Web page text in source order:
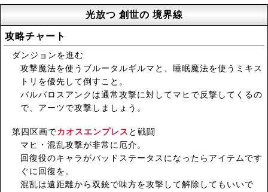
光放つ 創世の 境界線
攻略チャート
ダンジョンを進む
攻撃魔法を使うブルータルギルマと、睡眠魔法を使うミキス
トリを優先して倒すこと。
バルバロスアンクは通常攻撃に対してマヒで反撃してくるの
で、アーツで攻撃しましょう。
第四区画でカオスエンプレス と戦闘
マヒ・混乱攻撃が非常に厄介。
回復役のキャラがバッドステータスになったらアイテムです
ぐに回復を。
混乱は遠距離から双銃で味方を攻撃して解除してもいいで